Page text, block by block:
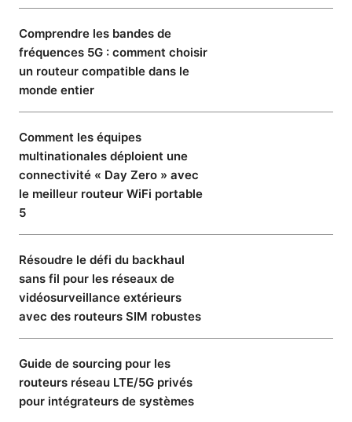
Comprendre les bandes de
fréquences 5G : comment choisir
un routeur compatible dans le
monde entier
Comment les équipes
multinationales déploient une
connectivité « Day Zero » avec
le meilleur routeur WiFi portable
5
Résoudre le défi du backhaul
sans fil pour les réseaux de
vidéosurveillance extérieurs
avec des routeurs SIM robustes
Guide de sourcing pour les
routeurs réseau LTE/5G privés
pour intégrateurs de systèmes